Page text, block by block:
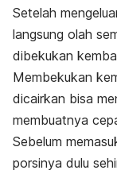
Setelah
langsung olah
dibekukan
Membekukan
dicairkan bisa
membuatnya
Sebelum
porsinya dulu